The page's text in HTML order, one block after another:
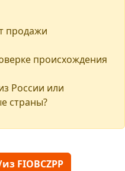
продажи
происхождения
России или
страны?
FIOBCZPP